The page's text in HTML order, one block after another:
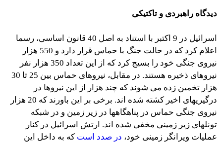
دیدگاه راهبردی و تاکتیکی
اسرائیل در 9 اکتبر با استناد به اصل 40 قانون اساسی، رسما
اعلام کرد که در حالت جنگ با حماس قرار دارد و 550 هزار
نیروی جنگی خود را بسیج کرد که از این تعداد 350 هزار نفر
نیروهای ذخیره هستند. در مقابل، نیروهای حماس بین 25 تا 30
هزار تخمین زده می شوند که چند هزار از این نیروها در
درگیریهای اخیر کشته شده اند. برخی بر این باورند که 20 هزار
نیروی جنگی حماس در پناهگاهها در زیر زمین و در شبکه
تونلهای زیر زمینی مخفی شده اند. ارتش اسرائیل در کنار
عملیات ویرانگر زمینی خود، در صدد است که به داخل این